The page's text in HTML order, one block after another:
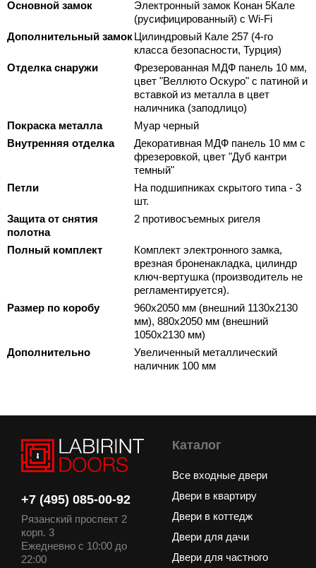
Основной замок
Электронный замок Конан 5Кале
(русифицированный) с Wi-Fi
Дополнительный замокЦилиндровый Кале 257 (4-го
класса безопасности, Турция)
Отделка снаружи
Фрезерованная МДФ панель 10 мм,
цвет "Веллюто Оскуро" с патиной и
вставкой из металла в цвет
наличника (заподлицо)
Покраска металла
Муар черный
Внутренняя отделка
Декоративная МДФ панель 10 мм с
фрезеровкой, цвет "Дуб кантри
темный"
Петли
На подшипниках скрытого типа - 3
шт.
Защита от снятия
полотна
2 противосъемных ригеля
Полный комплект
Комплект электронного замка,
врезная броненакладка, цилиндр
ключ-вертушка (производитель не
регламентируется).
Размер по коробу
960х2050 мм (внешний 1130х2130
мм), 880х2050 мм (внешний
1050х2130 мм)
Дополнительно
Увеличенный металлический
наличник 100 мм
+7 (495) 085-00-92
Рязанский проспект 2
корп. 3
Ежедневно с 10:00 до
22:00
Каталог
Все входные двери
Двери в квартиру
Двери в коттедж
Двери для дачи
Двери для частного